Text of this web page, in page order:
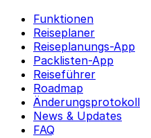
Funktionen
Reiseplaner
Reiseplanungs-App
Packlisten-App
Reiseführer
Roadmap
Änderungsprotokoll
News & Updates
FAQ